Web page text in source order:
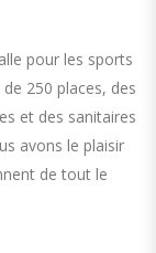
pour les sports
250 places, des
et des sanitaires
avons le plaisir
de tout le